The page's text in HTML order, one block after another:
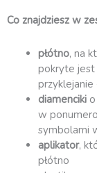
Co znajdziesz w
płótno, na
pokryte jest
diamenciki
w
symbolami
aplikator,
płótno